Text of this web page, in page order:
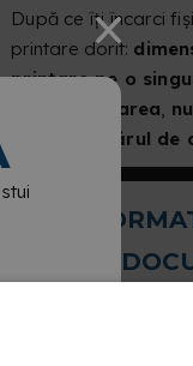
După ce îți încarci
printare dorit:
printare pe o
fețe, orientarea,
coală, numărul de
ÎN CE
ÎNCARC
Încarcă fișierele tale
Configuratorul